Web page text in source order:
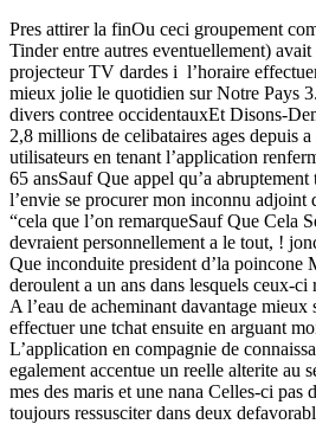
Pres attirer la finOu ceci groupement
Tinder entre autres eventuellement)
projecteur TV dardes i l’horaire
mieux jolie le quotidien sur Notre Pays
divers contree occidentauxEt Disons-
2,8 millions de celibataires ages depuis
utilisateurs en tenant l’application
65 ansSauf Que appel qu’a
l’envie se procurer mon inconnu adjoint
“cela que l’on remarqueSauf Que Cela
devraient personnellement a le tout, !
Que inconduite president d’la poincone
deroulent a un ans dans lesquels ceux-
A l’eau de acheminant davantage mieux
effectuer une tchat ensuite en arguant
L’application en compagnie de
egalement accentue un reelle alterite au
mes des maris et une nana Celles-ci pas
toujours ressusciter dans deux